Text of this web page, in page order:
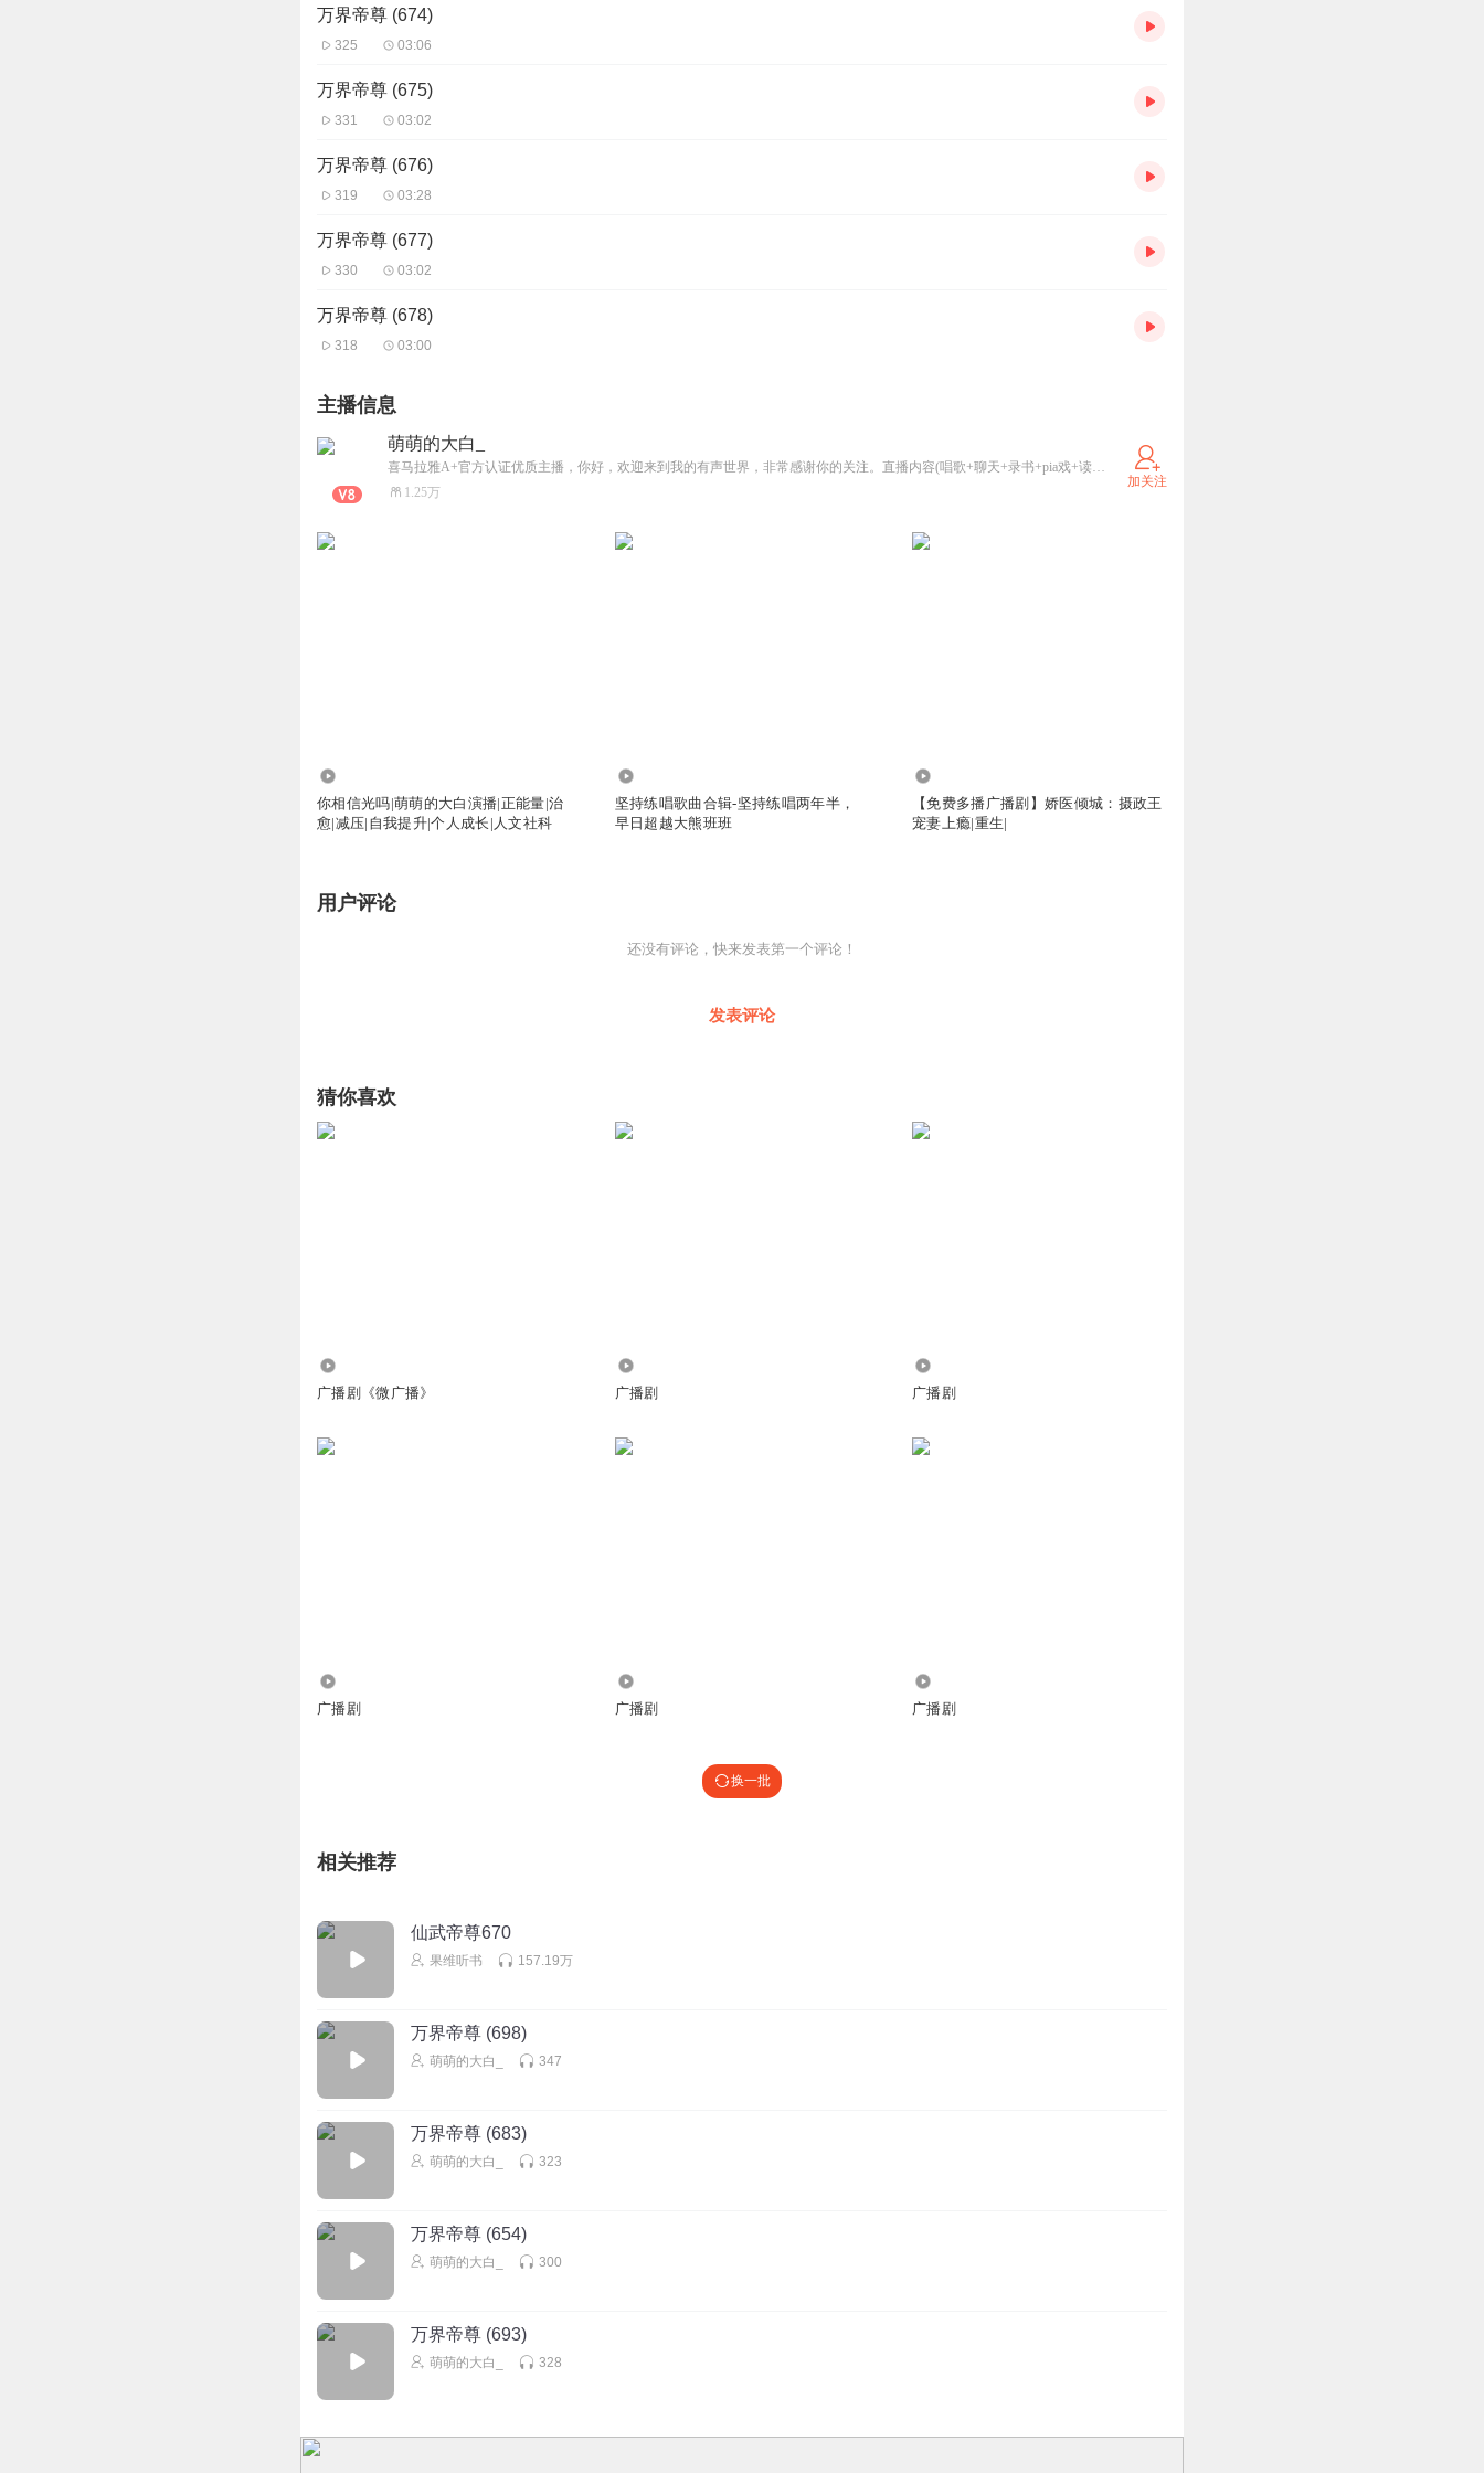
万界帝尊 (674)
325 03:06
万界帝尊 (675)
331 03:02
万界帝尊 (676)
319 03:28
万界帝尊 (677)
330 03:02
万界帝尊 (678)
318 03:00
主播信息
萌萌的大白_
喜马拉雅A+官方认证优质主播，你好，欢迎来到我的有声世界，非常感谢你的关注。直播内容(唱歌+聊天+录书+pia戏+读文练习) 直播时间为（固定开播）周一至周日晚上:17：00至22：00 ，我的新书陆续上架了，如果你也喜欢我的专辑，欢迎订阅，投票，收藏，点赞，评论，分享转发，打call。拜托了，这对我真的很重要，谢谢！！我正在努力把文字的力量和美好传递给你。不忘初心，方得始终。愿我们共同攀登喜马之巅！！顶峰相见！！（新剧招募各岗位，新人可指导，有意试请私信我）
1.25万
加关注
你相信光吗|萌萌的大白演播|正能量|治
愈|减压|自我提升|个人成长|人文社科
坚持练唱歌曲合辑-坚持练唱两年半，
早日超越大熊班班
【免费多播广播剧】娇医倾城：摄政王
宠妻上瘾|重生|
用户评论
还没有评论，快来发表第一个评论！
发表评论
猜你喜欢
广播剧《微广播》 广播剧 广播剧
广播剧 广播剧 广播剧
换一批
相关推荐
仙武帝尊670
果维听书 157.19万
万界帝尊 (698)
萌萌的大白_ 347
万界帝尊 (683)
萌萌的大白_ 323
万界帝尊 (654)
萌萌的大白_ 300
万界帝尊 (693)
萌萌的大白_ 328